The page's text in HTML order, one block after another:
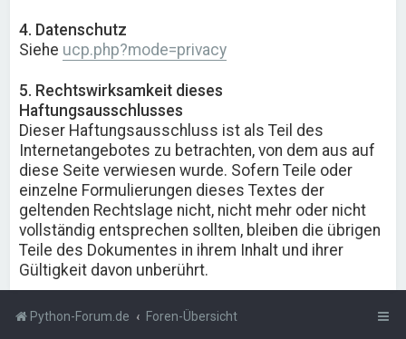
4. Datenschutz
Siehe ucp.php?mode=privacy
5. Rechtswirksamkeit dieses
Haftungsausschlusses
Dieser Haftungsausschluss ist als Teil des
Internetangebotes zu betrachten, von dem aus auf
diese Seite verwiesen wurde. Sofern Teile oder
einzelne Formulierungen dieses Textes der
geltenden Rechtslage nicht, nicht mehr oder nicht
vollständig entsprechen sollten, bleiben die übrigen
Teile des Dokumentes in ihrem Inhalt und ihrer
Gültigkeit davon unberührt.
Python-Forum.de Foren-Übersicht